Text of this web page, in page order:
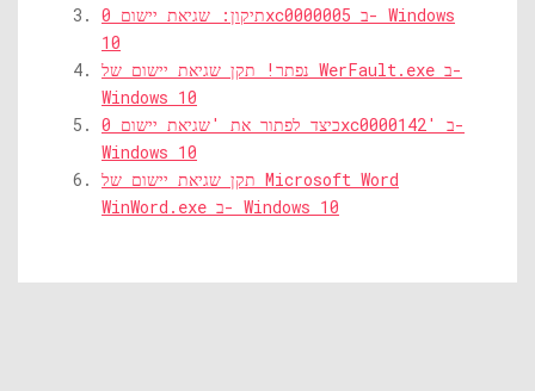
תיקון: שגיאת יישום 0xc0000005 ב- Windows
10
נפתר! תקן שגיאת יישום של WerFault.exe ב-
Windows 10
כיצד לפתור את 'שגיאת יישום 0xc0000142' ב-
Windows 10
תקן שגיאת יישום של Microsoft Word
WinWord.exe ב- Windows 10